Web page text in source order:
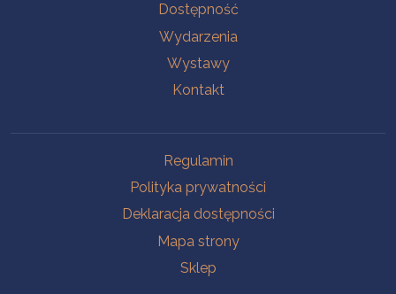
Dostępność
Wydarzenia
Wystawy
Kontakt
Regulamin
Polityka prywatności
Deklaracja dostępności
Mapa strony
Sklep